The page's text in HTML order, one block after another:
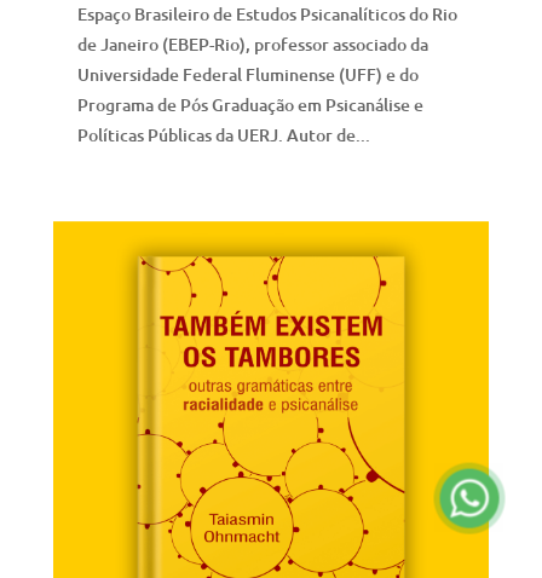
Espaço Brasileiro de Estudos Psicanalíticos do Rio
de Janeiro (EBEP-Rio), professor associado da
Universidade Federal Fluminense (UFF) e do
Programa de Pós Graduação em Psicanálise e
Políticas Públicas da UERJ. Autor de...